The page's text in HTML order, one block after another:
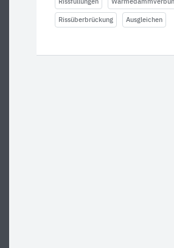
Rissfüllungen
Rissüberbrückung Ausgleichen